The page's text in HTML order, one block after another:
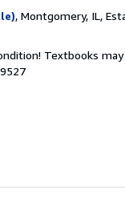
, Montgomery, IL,
Textbooks